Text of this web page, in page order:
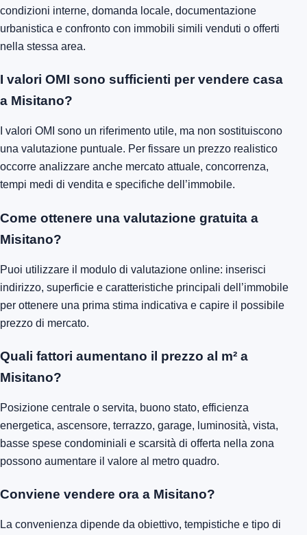
condizioni interne, domanda locale, documentazione
urbanistica e confronto con immobili simili venduti o offerti
nella stessa area.
I valori OMI sono sufficienti per vendere casa
a Misitano?
I valori OMI sono un riferimento utile, ma non sostituiscono
una valutazione puntuale. Per fissare un prezzo realistico
occorre analizzare anche mercato attuale, concorrenza,
tempi medi di vendita e specifiche dell’immobile.
Come ottenere una valutazione gratuita a
Misitano?
Puoi utilizzare il modulo di valutazione online: inserisci
indirizzo, superficie e caratteristiche principali dell’immobile
per ottenere una prima stima indicativa e capire il possibile
prezzo di mercato.
Quali fattori aumentano il prezzo al m² a
Misitano?
Posizione centrale o servita, buono stato, efficienza
energetica, ascensore, terrazzo, garage, luminosità, vista,
basse spese condominiali e scarsità di offerta nella zona
possono aumentare il valore al metro quadro.
Conviene vendere ora a Misitano?
La convenienza dipende da obiettivo, tempistiche e tipo di